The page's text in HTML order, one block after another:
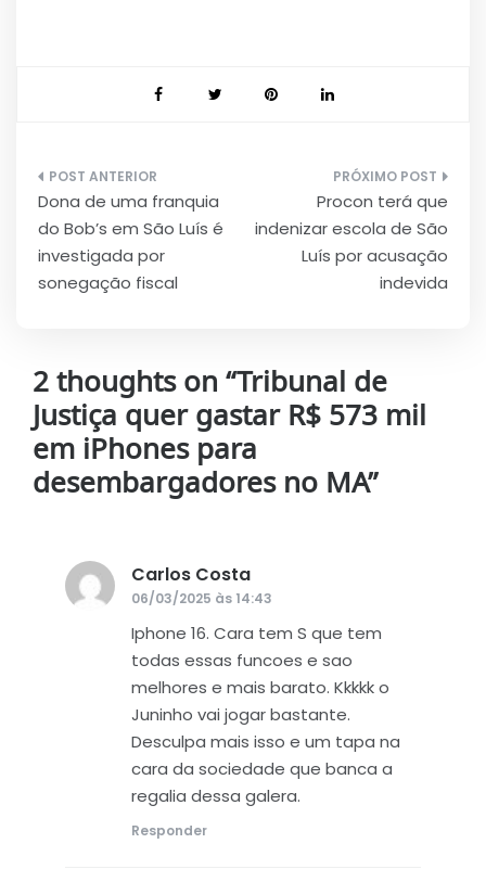
Navegação
de
Post
Dona de uma franquia
do Bob’s em São Luís é
investigada por
sonegação fiscal
Procon terá que
indenizar escola de São
Luís por acusação
indevida
2 thoughts on “Tribunal de
Justiça quer gastar R$ 573 mil
em iPhones para
desembargadores no MA”
Carlos Costa
06/03/2025 às 14:43
Iphone 16. Cara tem S que tem
todas essas funcoes e sao
melhores e mais barato. Kkkkk o
Juninho vai jogar bastante.
Desculpa mais isso e um tapa na
cara da sociedade que banca a
regalia dessa galera.
Responder